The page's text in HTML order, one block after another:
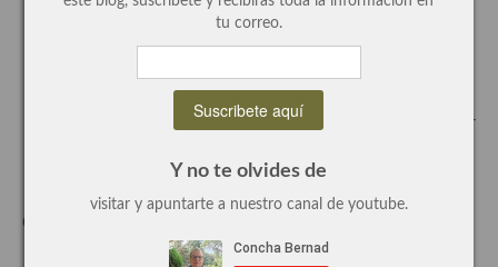
Cocina Cubana
Cocina de Estados Unidos
Volvemos a poner en el fuego y le añadimos los champiñones,
Vamos a hacer una roux (una bechamel sin leche solo con
caldo) con el preparado anterior le agregamos la harina,
movemos y mezclamos, le añadimos el vino, dejamos evaporar
vaya pidiendo la roux movemos hasta que este cocinada la
Corregir de sal e incorporar la pimienta.
ooo
tu correo.
Y no te olvides de
visitar y apuntarte a nuestro canal de youtube.